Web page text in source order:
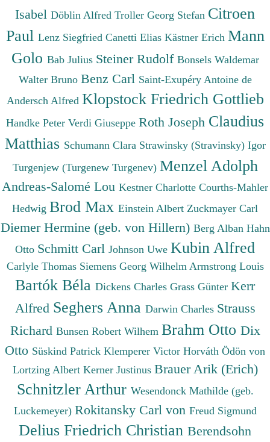
Isabel Döblin Alfred Troller Georg Stefan Citroen
Paul Lenz Siegfried Canetti Elias Kästner Erich Mann
Golo Bab Julius Steiner Rudolf Bonsels Waldemar
Walter Bruno Benz Carl Saint-Exupéry Antoine de
Andersch Alfred Klopstock Friedrich Gottlieb
Handke Peter Verdi Giuseppe Roth Joseph Claudius
Matthias Schumann Clara Strawinsky (Stravinsky) Igor
Turgenjew (Turgenew Turgenev) Menzel Adolph
Andreas-Salomé Lou Kestner Charlotte Courths-Mahler
Hedwig Brod Max Einstein Albert Zuckmayer Carl
Diemer Hermine (geb. von Hillern) Berg Alban Hahn
Otto Schmitt Carl Johnson Uwe Kubin Alfred
Carlyle Thomas Siemens Georg Wilhelm Armstrong Louis
Bartók Béla Dickens Charles Grass Günter Kerr
Alfred Seghers Anna Darwin Charles Strauss
Richard Bunsen Robert Wilhem Brahm Otto Dix
Otto Süskind Patrick Klemperer Victor Horváth Ödön von
Lortzing Albert Kerner Justinus Brauer Arik (Erich)
Schnitzler Arthur Wesendonck Mathilde (geb.
Luckemeyer) Rokitansky Carl von Freud Sigmund
Delius Friedrich Christian Berendsohn